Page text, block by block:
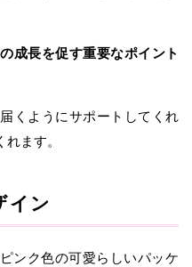
成長を促す重要なポイント
くようにサポートしてくれ
ます。
イン
ンク色の可愛らしいパッケ